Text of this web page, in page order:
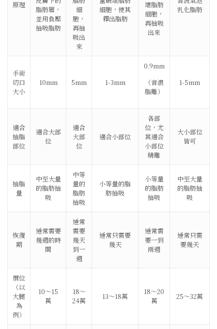
原理
脂肪層，
並用負壓
抽吸脂肪
細
胞，
再抽
吸出
來
細胞，使其
釋出脂肪
壞脂肪
細胞，
再抽吸
出來
乳化脂肪
手術
切口
大小
10mm 5mm 1-3mm
0.9mm
（音浪
脂雕）
1-5mm
適合
抽脂
部位
適合大部
位
適合
大部
位
適合小部位
各部
位，尤
其適合
小部位
精雕
大小部位
皆可
抽脂
量
中至大量
的脂肪抽
吸
中等
量的
脂肪
抽吸
小等量的脂
肪抽吸
小等量
的脂肪
抽吸
中至大量
的脂肪抽
吸
恢復
期
通常需要
幾週的時
間
通常
需要
幾天
到一
週
通常只需要
幾天
通常需
要一到
兩週
通常只需
要幾天
價位
（以
大腿
為
例）
10～15
萬
18～
24萬
13～18萬
18～20
萬
25～32萬